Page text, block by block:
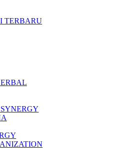
TERBARU